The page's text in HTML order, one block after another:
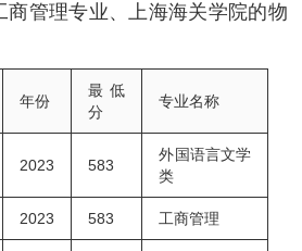
商管理专业、上海海关学院的物
年份
最低
分
专业名称
2023 583
外国语言文学
类
2023 583 工商管理